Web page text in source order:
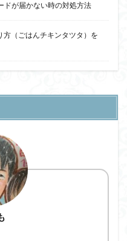
ドが届かない時の対処方法
（ごはんチキンタツタ）を